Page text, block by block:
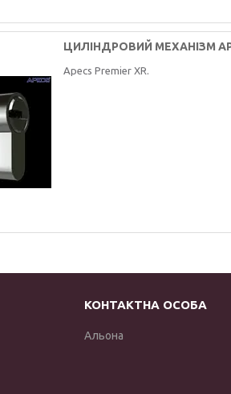
ЦИЛІНДРОВИЙ МЕХАНІЗМ
Apecs Premier XR.
Альона